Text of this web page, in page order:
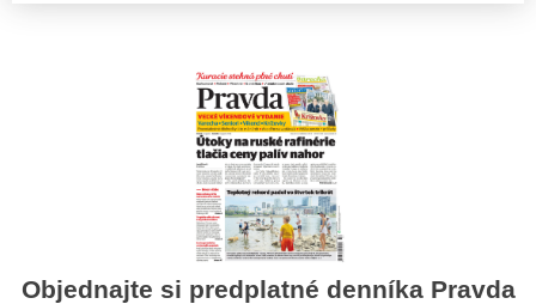
Objednajte si predplatné denníka Pravda